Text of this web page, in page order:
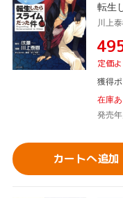
転生
川上
定価
獲得
在庫あ
発売
カートへ追加